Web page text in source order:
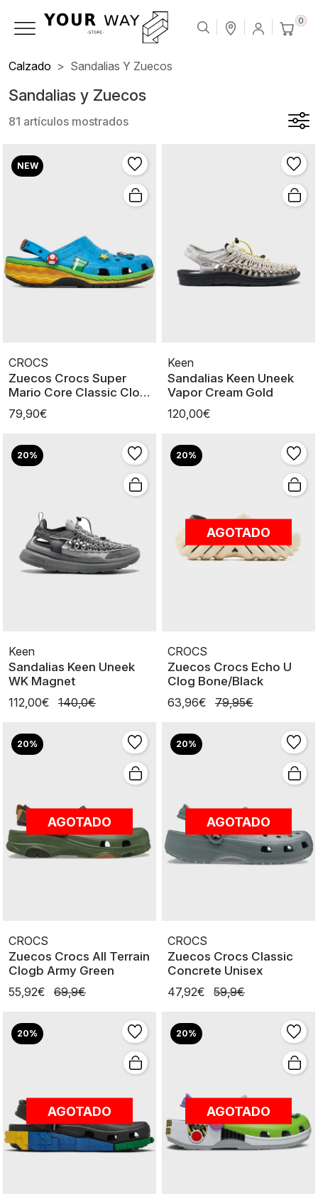
0
Calzado Sandalias Y Zuecos
Sandalias y Zuecos
81 artículos mostrados
NEW
CROCS
Zuecos Crocs Super
Mario Core Classic Clog
U
79,90€
Keen
Sandalias Keen Uneek
Vapor Cream Gold
120,00€
20%
Keen
Sandalias Keen Uneek
WK Magnet
112,00€
140,0€
20%
AGOTADO
CROCS
Zuecos Crocs Echo U
Clog Bone/Black
63,96€
79,95€
20%
AGOTADO
CROCS
Zuecos Crocs All Terrain
Clogb Army Green
55,92€
69,9€
20%
AGOTADO
CROCS
Zuecos Crocs Classic
Concrete Unisex
47,92€
59,9€
20%
AGOTADO
20%
AGOTADO